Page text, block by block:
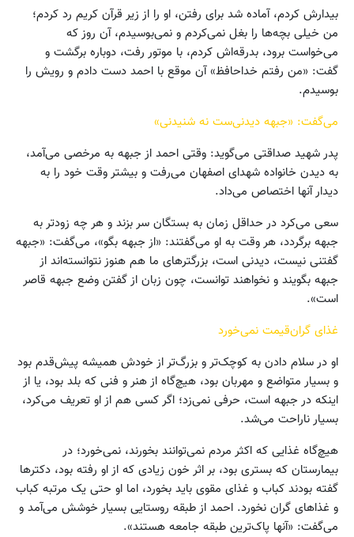
بیدارش کردم، آماده شد برای رفتن، او را از زیر قرآن کریم رد کردم؛
من خیلی بچه‌ها را بغل نمی‌کردم و نمی‌بوسیدم، آن روز که
می‌خواست برود، بدرقه‌اش کردم، با موتور رفت، دوباره برگشت و
گفت: «من رفتم خداحافظ» آن موقع با احمد دست دادم و رویش را
بوسیدم.
می‌گفت: «جبهه دیدنی‌ست نه شنیدنی»
پدر شهید صداقتی می‌گوید: وقتی احمد از جبهه به مرخصی می‌آمد،
به دیدن خانواده شهدای اصفهان می‌رفت و بیشتر وقت خود را به
دیدار آنها اختصاص می‌داد.
سعی می‌کرد در حداقل زمان به بستگان سر بزند و هر چه زودتر به
جبهه برگردد، هر وقت به او می‌گفتند: «از جبهه بگو»، می‌گفت: «جبهه
گفتنی نیست، دیدنی است، بزرگتر‌های ما هم هنوز نتوانسته‌اند از
جبهه بگویند و نخواهند توانست، چون زبان از گفتن وضع جبهه قاصر
است».
غذای گران‌قیمت نمی‌خورد
او در سلام دادن به کوچک‌تر و بزرگ‌تر از خودش همیشه پیش‌قدم بود
و بسیار متواضع و مهربان بود، هیچ‌گاه از هنر و فنی که بلد بود، یا از
اینکه در جبهه است، حرفی نمی‌زد؛ اگر کسی هم از او تعریف می‌کرد،
بسیار ناراحت می‌شد.
هیچ‌گاه غذایی که اکثر مردم نمی‌توانند بخورند، نمی‌خورد؛ در
بیمارستان که بستری بود، بر اثر خون زیادی که از او رفته بود، دکترها
گفته بودند کباب و غذای مقوی باید بخورد، اما او حتی یک مرتبه کباب
و غذاهای گران نخورد. احمد از طبقه روستایی بسیار خوشش می‌آمد و
می‌گفت: «آنها پاک‌ترین طبقه جامعه هستند».